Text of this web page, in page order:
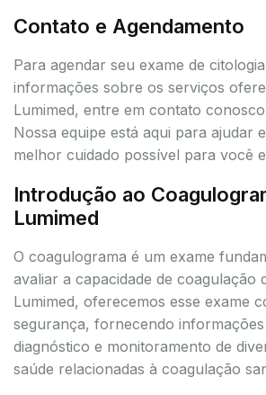
Contato e Agendamento
Para agendar seu exame de
informações sobre os serviços
Lumimed, entre em contato
Nossa equipe está aqui para ajudar
melhor cuidado possível para você
Introdução ao
Lumimed
O coagulograma é um exame
avaliar a capacidade de coagulação
Lumimed, oferecemos esse exame
segurança, fornecendo
diagnóstico e monitoramento de
saúde relacionadas à coagulação